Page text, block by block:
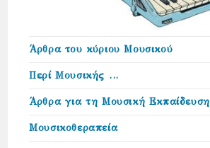
Άρθρα του κύριου Μουσικού
Περί Μουσικής …
Άρθρα για τη Μουσική Εκπαίδευση
Μουσικοθεραπεία